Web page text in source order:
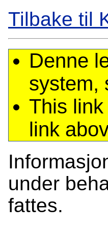
Tilbake til
Denne
system,
This
link
under
fattes.